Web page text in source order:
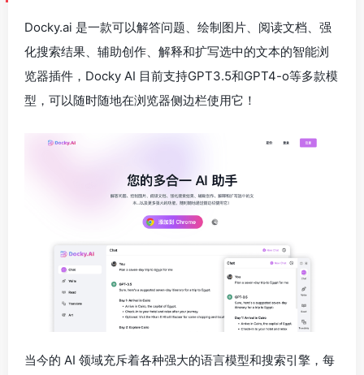
Docky.ai 是一款可以解答问题、绘制图片、阅读文档、强
化搜索结果、辅助创作、解释和扩写选中的文本的智能浏
览器插件，Docky AI 目前支持GPT3.5和GPT4-o等多款模
型，可以随时随地在浏览器侧边栏使用它！
当今的 AI 领域充斥着各种强大的语言模型和搜索引擎，每